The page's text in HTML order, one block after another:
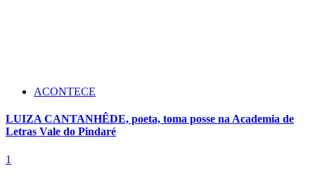
ACONTECE
LUIZA CANTANHÊDE, poeta, toma posse na Academia de
Letras Vale do Pindaré
1